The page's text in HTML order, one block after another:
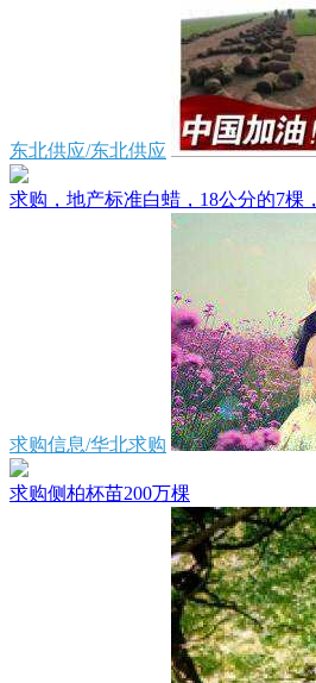
东北供应/东北供应
求购，地产标准白蜡，18公分的7棵
求购信息/华北求购
求购侧柏杯苗200万棵